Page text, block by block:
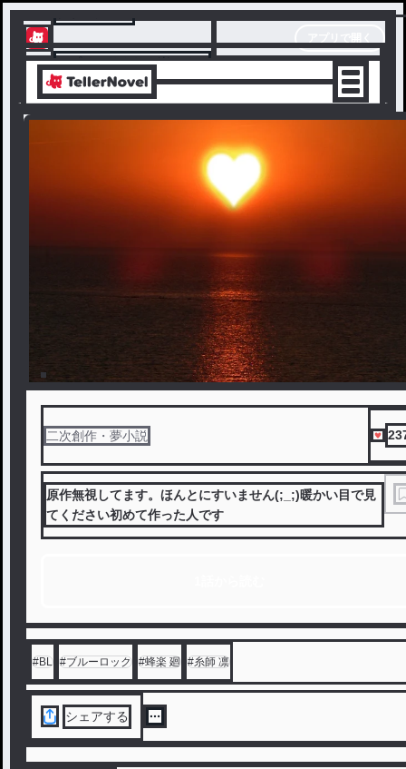
テラーノベル
アプリでサクサク楽しめる
二次創作・夢小説
原作無視してます。ほんとにすいません(;_;)暖かい目で見
てください初めて作った人です
#BL #ブルーロック #蜂楽 廻 #糸師 凛
シェアする